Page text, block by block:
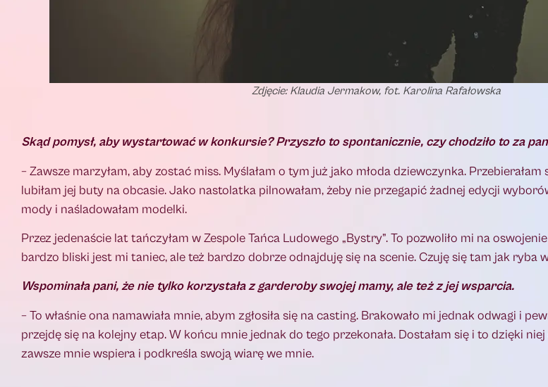
Zdjęcie: Klaudia Jermakow, fot. Karolina Rafałowska
Skąd pomysł, aby wystartować w konkursie? Przyszło to spontanicznie, czy chodziło to za
– Zawsze marzyłam, aby zostać miss. Myślałam o tym już jako młoda dziewczynka.
lubiłam jej buty na obcasie. Jako nastolatka pilnowałam, żeby nie przegapić żadnej edycji
mody i naśladowałam modelki.
Przez jedenaście lat tańczyłam w Zespole Tańca Ludowego „Bystry”. To pozwoliło mi na
bardzo bliski jest mi taniec, ale też bardzo dobrze odnajduję się na scenie. Czuję się tam jak ryba
Wspominała pani, że nie tylko korzystała z garderoby swojej mamy, ale też z jej wsparcia.
– To właśnie ona namawiała mnie, abym zgłosiła się na casting. Brakowało mi jednak odwagi i
przejdę się na kolejny etap. W końcu mnie jednak do tego przekonała. Dostałam się i to dzięki
zawsze mnie wspiera i podkreśla swoją wiarę we mnie.